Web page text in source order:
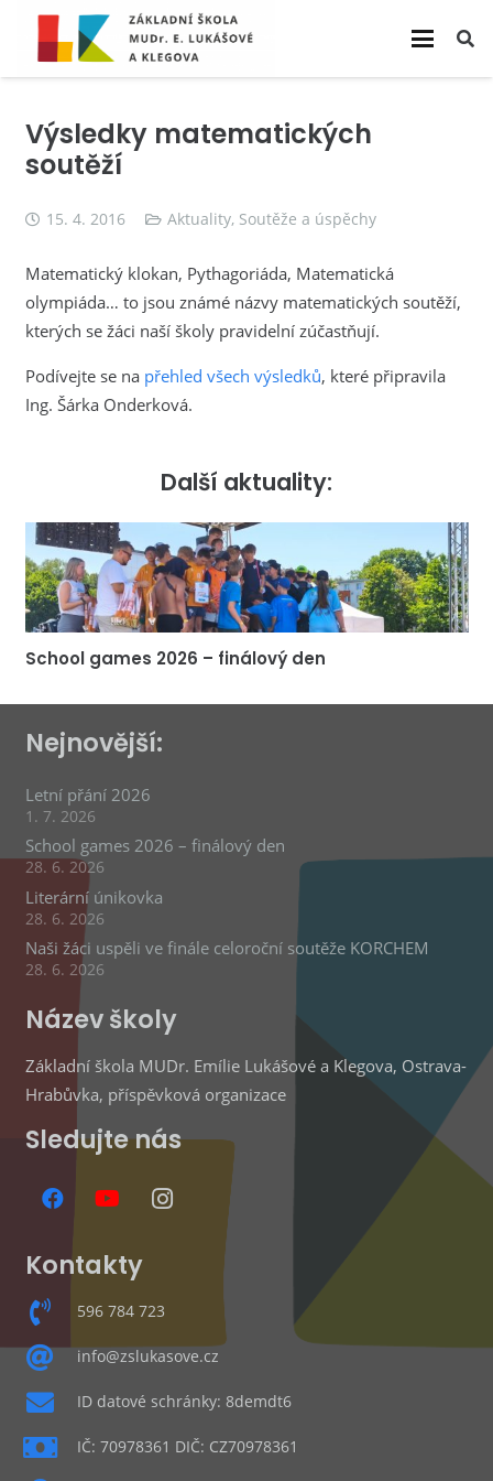
Výsledky matematických
soutěží
15. 4. 2016 Aktuality, Soutěže a úspěchy
Matematický klokan, Pythagoriáda, Matematická
olympiáda… to jsou známé názvy matematických soutěží,
kterých se žáci naší školy pravidelní zúčastňují.
Podívejte se na přehled všech výsledků, které připravila
Ing. Šárka Onderková.
Další aktuality:
School games 2026 – finálový den
Nejnovější:
Letní přání 2026
1. 7. 2026
School games 2026 – finálový den
28. 6. 2026
Literární únikovka
28. 6. 2026
Naši žáci uspěli ve finále celoroční soutěže KORCHEM
28. 6. 2026
Název školy
Základní škola MUDr. Emílie Lukášové a Klegova, Ostrava-
Hrabůvka, příspěvková organizace
Sledujte nás
Kontakty
596 784 723
info@zslukasove.cz
ID datové schránky: 8demdt6
IČ: 70978361 DIČ: CZ70978361